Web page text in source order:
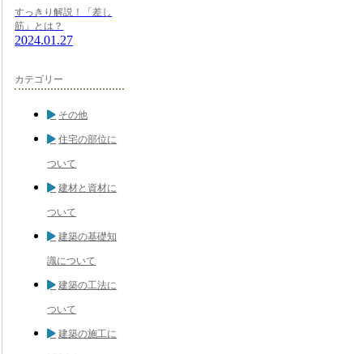
すっきり解説！「差し
筋」とは？
2024.01.27
カテゴリー
その他
住宅の部位に
ついて
建材と資材に
ついて
建築の基礎知
識について
建築の工法に
ついて
建築の施工に